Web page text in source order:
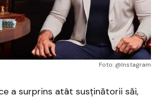
Foto: @Instagram
a surprins atât susținătorii săi,